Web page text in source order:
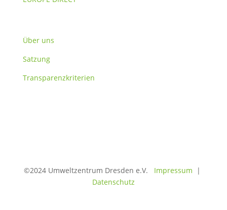
Über uns
Satzung
Transparenzkriterien
©2024 Umweltzentrum Dresden e.V. Impressum |
Datenschutz